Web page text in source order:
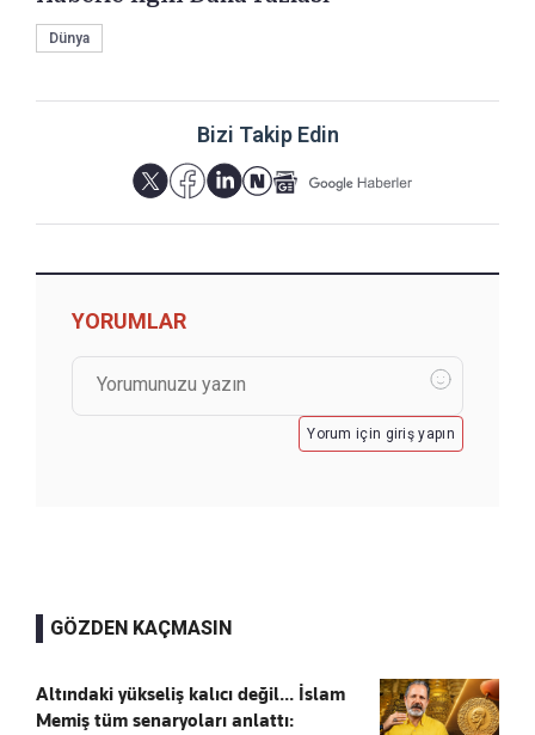
Dünya
Bizi Takip Edin
YORUMLAR
Yorum için giriş yapın
GÖZDEN KAÇMASIN
Altındaki yükseliş kalıcı değil... İslam
Memiş tüm senaryoları anlattı: